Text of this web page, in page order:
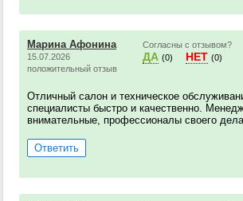
Марина Афонина
15.07.2026
положительный отзыв
Согласны с отзывом?
ДА (0) НЕТ (0)
Отличный салон и техническое
специалисты быстро и качественно.
внимательные, профессионалы своего
Ответить